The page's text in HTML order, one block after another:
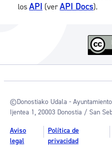
los API (verAPI Docs).
©Donostiako Udala -
Ijentea 1, 20003 Donostia / San
Aviso
legal
Política de
privacidad